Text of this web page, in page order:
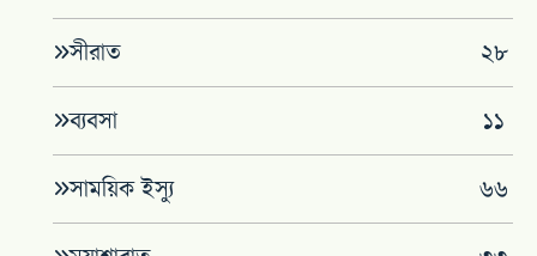
সীরাত ২৮
ব্যবসা ১১
সাময়িক ইস্যু ৬৬